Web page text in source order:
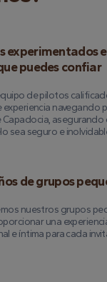
experimentados
puedes confiar
de pilotos
experiencia navegando
Capadocia, asegurando
sea seguro e
de grupos
nuestros grupos
una
e íntima para cada